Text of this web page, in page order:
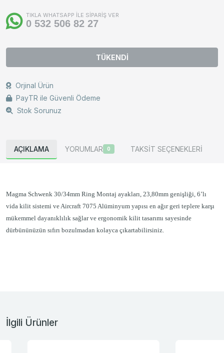
TIKLA WHATSAPP İLE SİPARİŞ VER
0 532 506 82 27
TÜKENDİ
Orjinal Ürün
PayTR ile Güvenli Ödeme
Stok Sorunuz
AÇIKLAMA YORUMLAR 0 TAKSİT SEÇENEKLERİ
Magma Schwenk 30/34mm Ring Montaj ayakları, 23,80mm genişliği, 6’lı
vida kilit sistemi ve Aircraft 7075 Alüminyum yapısı en ağır geri teplere karşı
mükemmel dayanıklılık sağlar ve ergonomik kilit tasarımı sayesinde
dürbününüzün sıfırı bozulmadan kolayca çıkartabilirsiniz.
İlgili Ürünler